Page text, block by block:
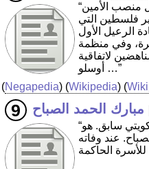
“نايف حواتمة سياسي أردني يشغل منصب الأمين
فلسطين التي
قادة الرعيل الأول
وفي منظمة
لاتفاقية
أوسلو …”
(Negapedia) (Wikipedia) (
مبارك الحمد الصباح
“الشيخ مبارك الحمد الصباح ، وزير كويتي سابق. هو
عند وفاته